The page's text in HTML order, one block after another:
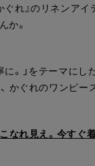
ぐれ』のリネンアイ
か。
に。」をテーマにし
、 かぐれのワンピ
こなれ見え。今すぐ